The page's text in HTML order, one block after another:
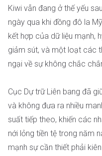
Kiwi vẫn đang ở thế yếu
ngày qua khi đồng đô la
kết hợp của dữ liệu mạnh,
giảm sút, và một loạt các
ngại về sự không chắc
Cục Dự trữ Liên bang đã
và không đưa ra nhiều
suất tiếp theo, khiến các
nới lỏng tiền tệ trong năm
mạnh sự cần thiết phải